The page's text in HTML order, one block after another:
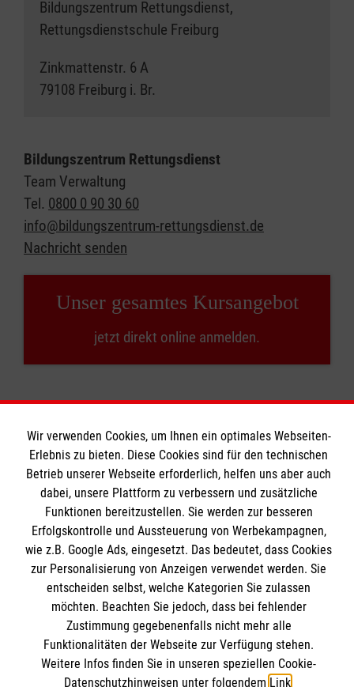
Bildungszentrum Rettungsdienst,
Rettungsdienstschule Freiburg
Zinkmattenstr. 6 A
79108 Freiburg i. Br.
Bildungszentrum Rettungsdienst
Team Verwaltung
Tel. 0800 0 90 30 60
info@bildungszentrum-rettungsdienst.de
Nachricht senden
Unser gesamtes Kurs­angebot
jetzt direkt online anmelden.
Bildungszentrum Rettungsdienst
Unsere Kurse
Notfallsanitäter
Rettungssanitäter
Freiwilligendienst
Forschung & Internationale Projekte
Informationen
Kontakt
Impressum
Datenschutz
Malteser online
Wir verwenden Cookies, um Ihnen ein optimales Webseiten-
Erlebnis zu bieten. Diese Cookies sind für den technischen
Betrieb unserer Webseite erforderlich, helfen uns aber auch
dabei, unsere Plattform zu verbessern und zusätzliche
Funktionen bereitzustellen. Sie werden zur besseren
Erfolgskontrolle und Aussteuerung von Werbekampagnen,
wie z.B. Google Ads, eingesetzt. Das bedeutet, dass Cookies
zur Personalisierung von Anzeigen verwendet werden. Sie
entscheiden selbst, welche Kategorien Sie zulassen
möchten. Beachten Sie jedoch, dass bei fehlender
Zustimmung gegebenenfalls nicht mehr alle
Funktionalitäten der Webseite zur Verfügung stehen.
Weitere Infos finden Sie in unseren speziellen Cookie-
Datenschutzhinweisen unter folgendem Link.